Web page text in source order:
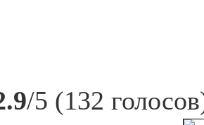
/5 (132